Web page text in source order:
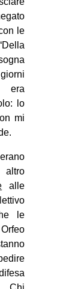
le
lo
mi
altro
alle
le